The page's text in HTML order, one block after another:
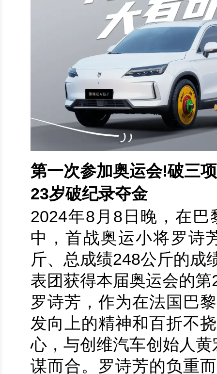
第一次参加奥运会!破三
23岁破纪录夺金
2024年8月8日晚，在
中，首战奥运小将罗诗
斤、总成绩248公斤的成
表团获得本届奥运会的
罗诗芳，作为在法国巴
发向上的精神和百折不
心，与创维汽车创始人黄
谋而合。罗诗芳的负重